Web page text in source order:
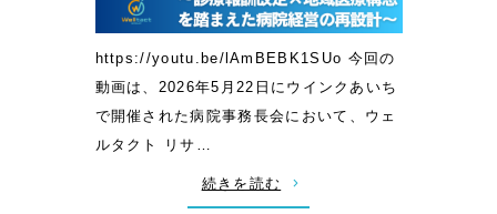
い
た
近
未
来
療
https://youtu.be/lAmBEBK1SUo 今回の
動画は、2026年5月22日にウインクあいち
で開催された病院事務長会において、ウェ
ルタクト リサ…
続きを読む